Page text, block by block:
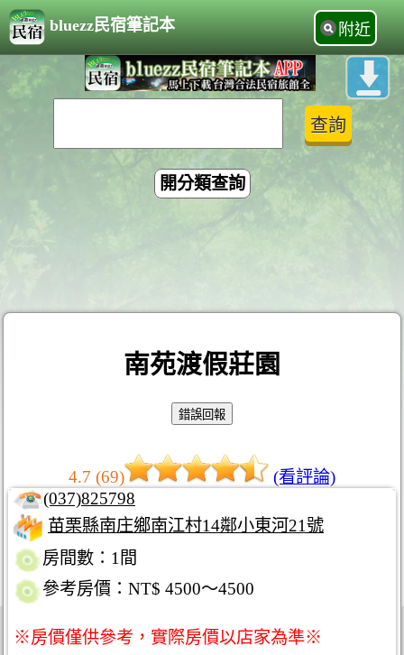
bluezz民宿筆記本 附近
開分類查詢
南苑渡假莊園
4.7 (69)
(看評論)
(037)825798
苗栗縣南庄鄉南江村14鄰小東河21號
房間數：1間
參考房價：NT$ 4500～4500
※房價僅供參考，實際房價以店家為準※